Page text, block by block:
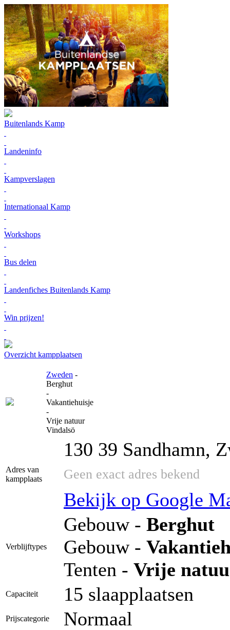
Buitenlands Kamp
Landeninfo
Kampverslagen
Internationaal Kamp
Workshops
Bus delen
Landenfiches Buitenlands Kamp
Win prijzen!
Overzicht kampplaatsen
Zweden -
Berghut
-
Vakantiehuisje
-
Vrije natuur
Vindalsö
Adres van
kampplaats
130 39 Sandhamn,
Geen exact adres bekend
Bekijk op Google
Verblijftypes
Gebouw - Berghut
Gebouw -
Tenten - Vrije
Capaciteit 15 slaapplaatsen
Prijscategorie Normaal